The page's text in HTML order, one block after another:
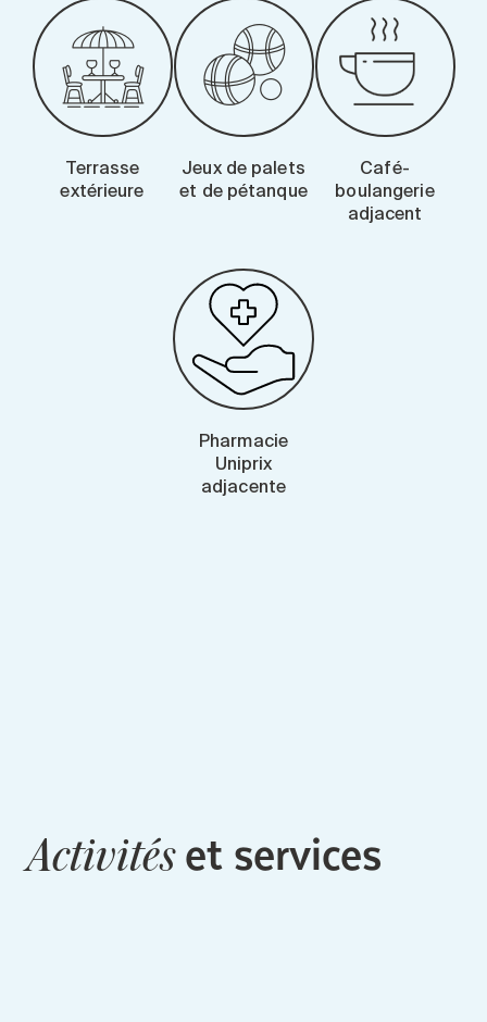
Terrasse
extérieure
Jeux de palets
et de pétanque
Café-
boulangerie
adjacent
Pharmacie
Uniprix
adjacente
Activitéset services